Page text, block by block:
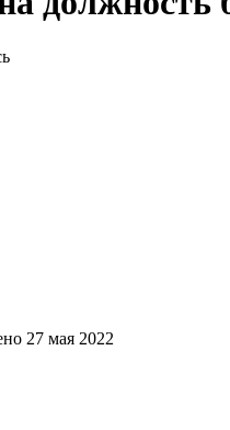
27 мая 2022